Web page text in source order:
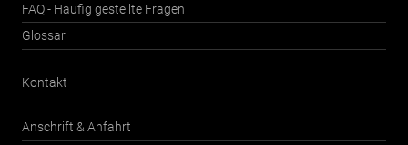
FAQ - Häufig gestellte Fragen
Glossar
Kontakt
Anschrift & Anfahrt